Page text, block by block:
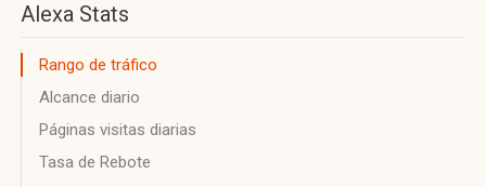
Alexa Stats
Rango de tráfico
Alcance diario
Páginas visitas diarias
Tasa de Rebote